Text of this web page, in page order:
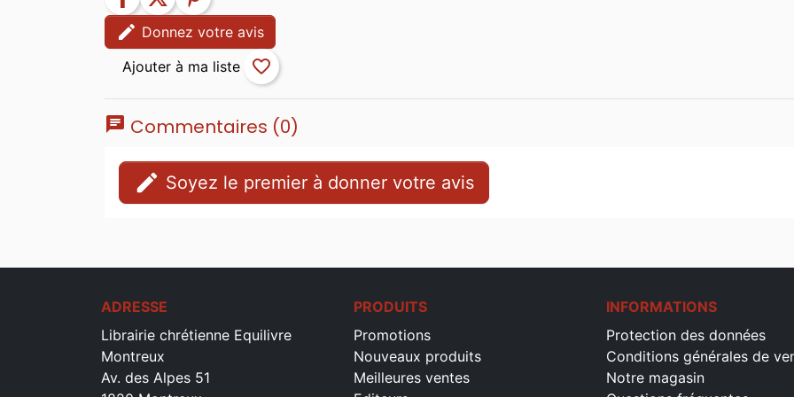
edit Donnez votre avis
favorite_border
chat Commentaires (0)
edit Soyez le premier à donner votre avis
ADRESSE
Librairie chrétienne Equilivre
Montreux
Av. des Alpes 51
PRODUITS
Promotions
Nouveaux produits
Meilleures ventes
INFORMATIONS
Protection des données
Conditions générales de
Notre magasin